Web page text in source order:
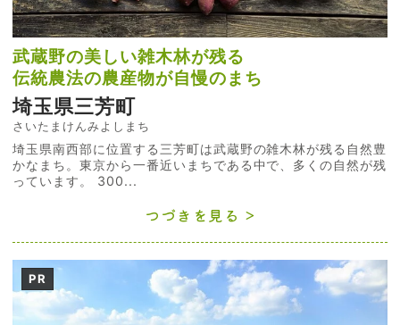
武蔵野の美しい雑木林が残る
伝統農法の農産物が自慢のまち
埼玉県三芳町
さいたまけんみよしまち
埼玉県南西部に位置する三芳町は武蔵野の雑木林が残る自然豊
かなまち。東京から一番近いまちである中で、多くの自然が残
っています。 300...
つづきを見る
PR